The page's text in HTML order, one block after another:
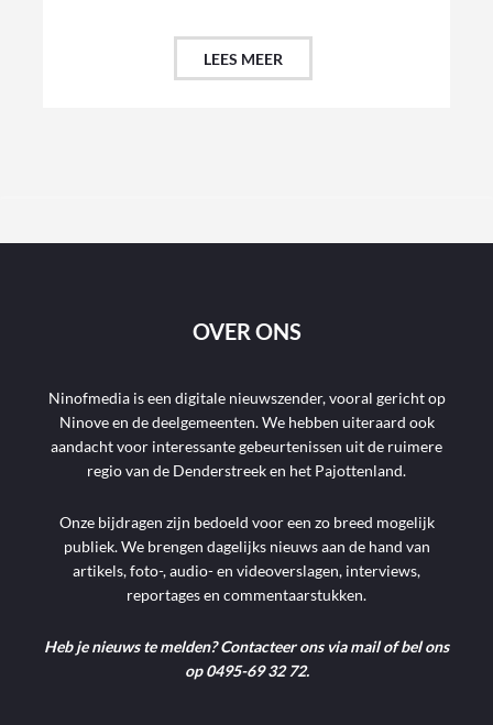
LEES MEER
OVER ONS
Ninofmedia is een digitale nieuwszender, vooral gericht op
Ninove en de deelgemeenten. We hebben uiteraard ook
aandacht voor interessante gebeurtenissen uit de ruimere
regio van de Denderstreek en het Pajottenland.
Onze bijdragen zijn bedoeld voor een zo breed mogelijk
publiek. We brengen dagelijks nieuws aan de hand van
artikels, foto-, audio- en videoverslagen, interviews,
reportages en commentaarstukken.
Heb je nieuws te melden? Contacteer ons via mail of bel ons
op 0495-69 32 72.